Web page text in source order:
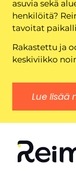
asuvia sekä
henkilöitä?
tavoitat
Rakastettu ja
keskiviikko
Lue lisää